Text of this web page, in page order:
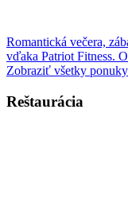
Romantická večera,
vďaka Patriot Fitness.
Zobraziť všetky ponuky
Reštaurácia